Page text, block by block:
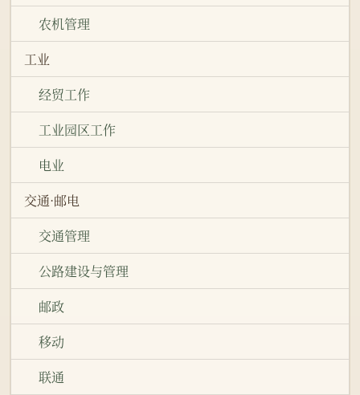
农机管理
工业
经贸工作
工业园区工作
电业
交通·邮电
交通管理
公路建设与管理
邮政
移动
联通